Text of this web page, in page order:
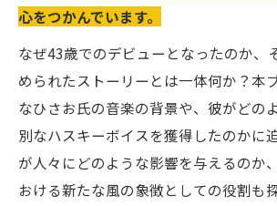
心をつかんでいます。
なぜ43歳でのデビューとなったのか、
められたストーリーとは一体何か？本
なひさお氏の音楽の背景や、彼がどの
別なハスキーボイスを獲得したのかに
が人々にどのような影響を与えるのか
おける新たな風の象徴としての役割も